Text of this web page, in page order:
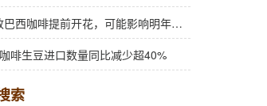
降雨导致巴西咖啡提前开花，可能影响明年产量，造成近期价格波动极不稳定
啡生豆进口数量同比减少超40%
索